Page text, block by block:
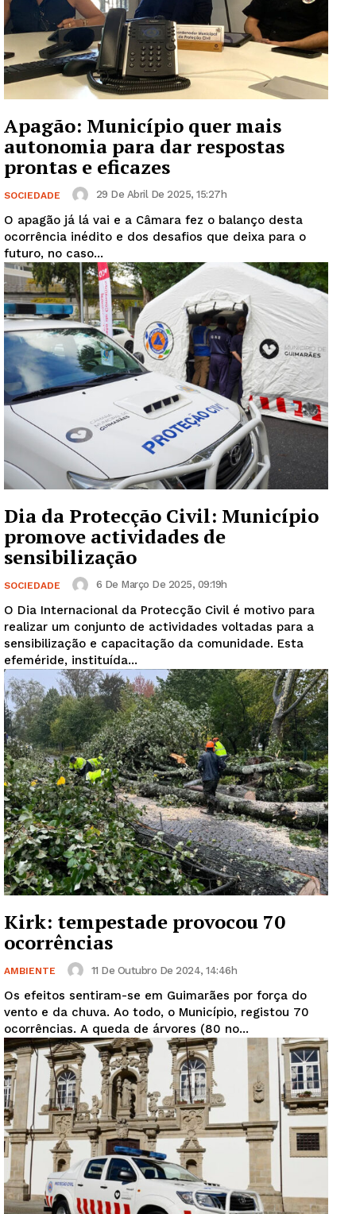
Apagão: Município quer mais
autonomia para dar respostas
prontas e eficazes
SOCIEDADE 29 De Abril De 2025, 15:27h
O apagão já lá vai e a Câmara fez o balanço desta
ocorrência inédito e dos desafios que deixa para o
futuro, no caso...
Dia da Protecção Civil: Município
promove actividades de
sensibilização
SOCIEDADE 6 De Março De 2025, 09:19h
O Dia Internacional da Protecção Civil é motivo para
realizar um conjunto de actividades voltadas para a
sensibilização e capacitação da comunidade. Esta
efeméride, instituída...
Kirk: tempestade provocou 70
ocorrências
AMBIENTE 11 De Outubro De 2024, 14:46h
Os efeitos sentiram-se em Guimarães por força do
vento e da chuva. Ao todo, o Município, registou 70
ocorrências. A queda de árvores (80 no...